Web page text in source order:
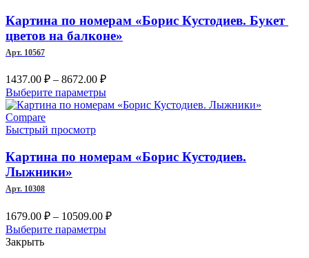
можно
выбрать
на
Картина по номерам «Борис Кустодиев. Букет
цветов на балконе»
Арт. 10567
1437.00 ₽ – 8672.00 ₽Диапазон
цен:
1437.00 ₽
Выберите параметрыЭтот
товар
Опции
можно
товара.
Compare
Быстрый просмотр
Картина по номерам «Борис Кустодиев.
Лыжники»
Арт. 10308
1679.00 ₽ – 10509.00 ₽Диапазон
Выберите параметрыЭтот
Закрыть